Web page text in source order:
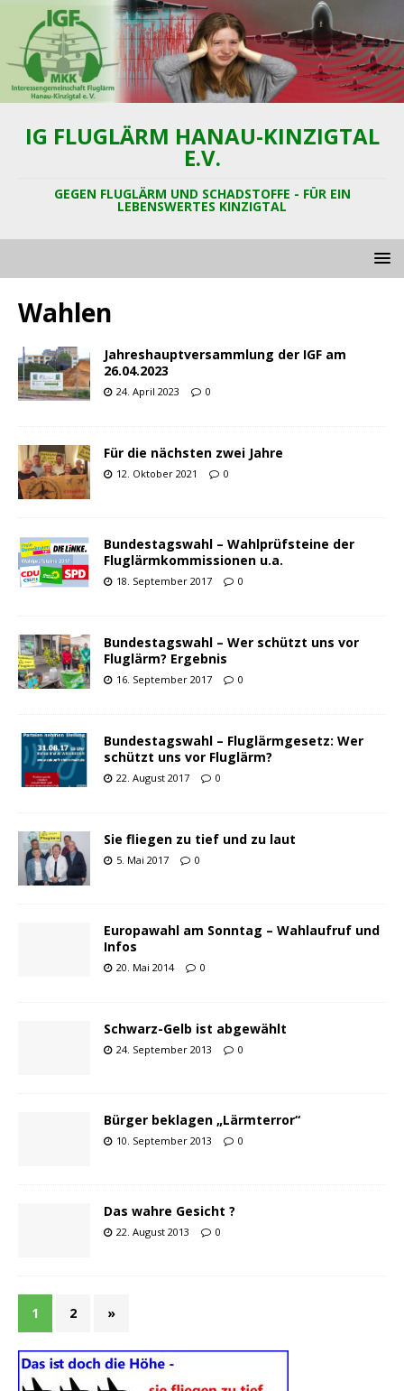
IG FLUGLÄRM HANAU-KINZIGTAL
E.V.
GEGEN FLUGLÄRM UND SCHADSTOFFE - FÜR EIN
LEBENSWERTES KINZIGTAL
Wahlen
Jahreshauptversammlung der IGF am
26.04.2023
24. April 2023 0
Für die nächsten zwei Jahre
12. Oktober 2021 0
Bundestagswahl – Wahlprüfsteine der
Fluglärmkommissionen u.a.
18. September 2017 0
Bundestagswahl – Wer schützt uns vor
Fluglärm? Ergebnis
16. September 2017 0
Bundestagswahl – Fluglärmgesetz: Wer
schützt uns vor Fluglärm?
22. August 2017 0
Sie fliegen zu tief und zu laut
5. Mai 2017 0
Europawahl am Sonntag – Wahlaufruf und
Infos
20. Mai 2014 0
Schwarz-Gelb ist abgewählt
24. September 2013 0
Bürger beklagen „Lärmterror“
10. September 2013 0
Das wahre Gesicht ?
22. August 2013 0
1 2 »